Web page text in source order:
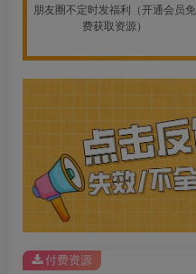
朋友圈不定时发福利（开通会员免
费获取资源）
付费资源